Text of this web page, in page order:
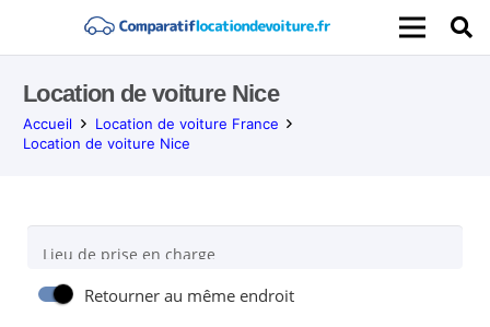
Location de voiture Nice
Accueil
Location de voiture France
Location de voiture Nice
Lieu de prise en charge
Retourner au même endroit